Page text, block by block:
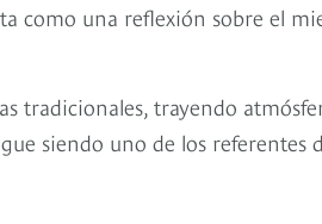
como una reflexión sobre el
tradicionales, trayendo
siendo uno de los referentes